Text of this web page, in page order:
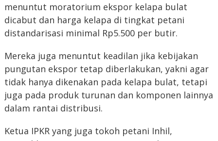
menuntut moratorium ekspor kelapa bulat
dicabut dan harga kelapa di tingkat petani
distandarisasi minimal Rp5.500 per butir.
Mereka juga menuntut keadilan jika kebijakan
pungutan ekspor tetap diberlakukan, yakni agar
tidak hanya dikenakan pada kelapa bulat, tetapi
juga pada produk turunan dan komponen lainnya
dalam rantai distribusi.
Ketua IPKR yang juga tokoh petani Inhil,